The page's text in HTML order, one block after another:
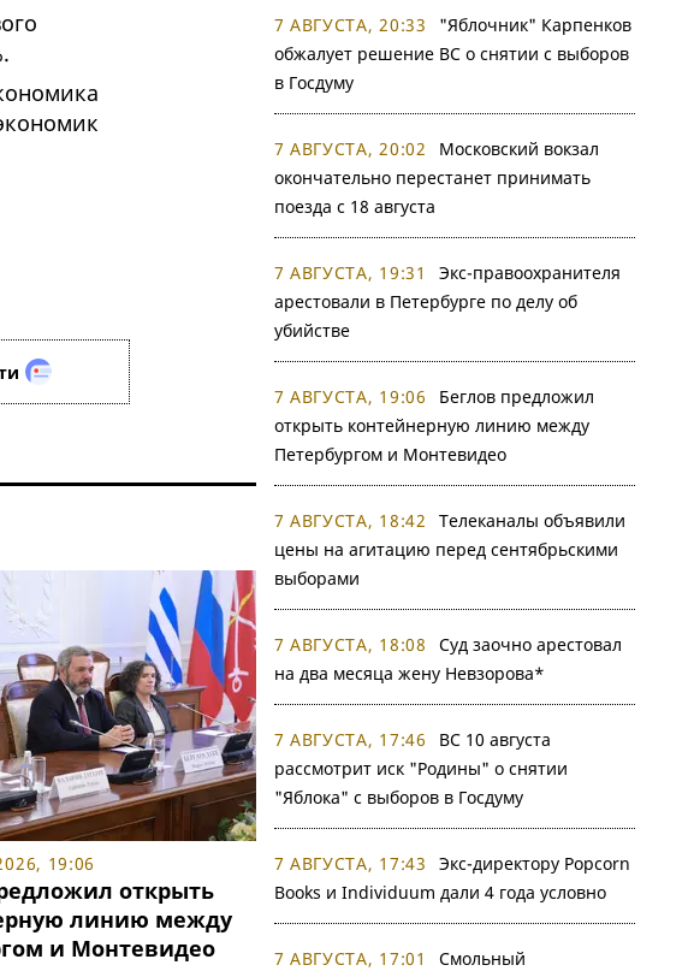
19:06
открыть
линию между
и Монтевидео
7 АВГУСТА, 20:33
"Яблочник" Карпенков
обжалует решение ВС о снятии с выборов
в Госдуму
7 АВГУСТА, 20:02
Московский вокзал
окончательно перестанет принимать
поезда с 18 августа
7 АВГУСТА, 19:31
Экс-правоохранителя
арестовали в Петербурге по делу об
убийстве
7 АВГУСТА, 19:06
Беглов предложил
открыть контейнерную линию между
Петербургом и Монтевидео
7 АВГУСТА, 18:42
Телеканалы объявили
цены на агитацию перед сентябрьскими
выборами
7 АВГУСТА, 18:08
Суд заочно арестовал
на два месяца жену Невзорова*
7 АВГУСТА, 17:46
ВС 10 августа
рассмотрит иск "Родины" о снятии
"Яблока" с выборов в Госдуму
7 АВГУСТА, 17:43
Экс-директору Popcorn
Books и Individuum дали 4 года условно
7 АВГУСТА, 17:01
Смольный